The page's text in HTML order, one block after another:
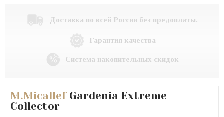
Доставка по всей России без предоплаты.
Гарантия качества
Система накопительных скидок
M.MicallefGardenia Extreme
Collector